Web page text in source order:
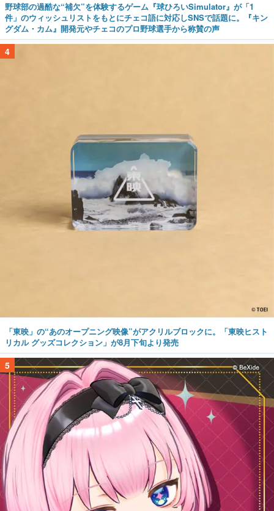
野球部の過酷な“補欠”を体験するゲーム『球ひろいSimulator』が「1
件」のウィッシュリストをもとにチェコ語に対応しSNSで話題に。『キン
グダム・カム』開発元やチェコのプロ野球選手から称賛の声
4
「東映」の“あのオープニング映像”がアクリルブロックに。「東映ヒスト
リカル グッズコレクション」が8月下旬より発売
5